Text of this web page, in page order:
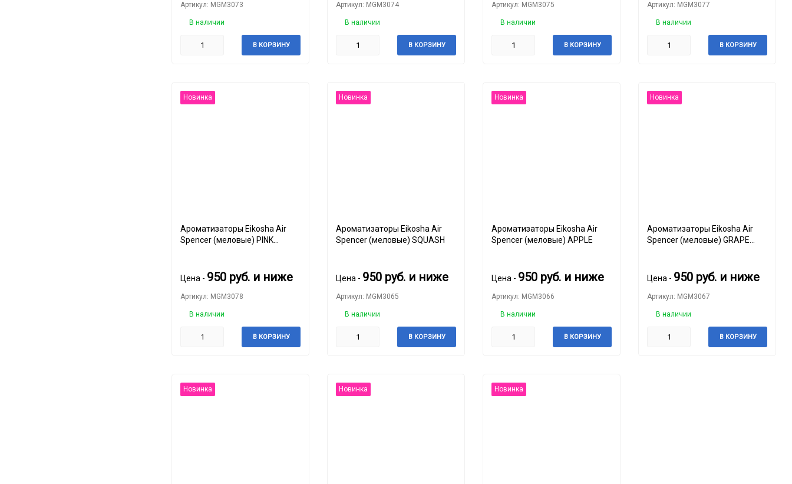
Артикул: MGM3073
В наличии
В КОРЗИНУ
Артикул: MGM3074
В наличии
В КОРЗИНУ
Артикул: MGM3075
В наличии
В КОРЗИНУ
Артикул: MGM3077
В наличии
В КОРЗИНУ
Новинка
Ароматизаторы Eikosha Air
Spencer (меловые) PINK
Цена - 950 руб. и ниже
Артикул: MGM3078
В наличии
В КОРЗИНУ
Новинка
Ароматизаторы Eikosha Air
Spencer (меловые) SQUASH
Цена - 950 руб. и ниже
Артикул: MGM3065
В наличии
В КОРЗИНУ
Новинка
Ароматизаторы Eikosha Air
Spencer (меловые) APPLE
Цена - 950 руб. и ниже
Артикул: MGM3066
В наличии
В КОРЗИНУ
Новинка
Ароматизаторы Eikosha Air
Spencer (меловые) GRAPE
Цена - 950 руб. и ниже
Артикул: MGM3067
В наличии
В КОРЗИНУ
Новинка Новинка Новинка